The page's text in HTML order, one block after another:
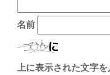
名前
上に表示された文字